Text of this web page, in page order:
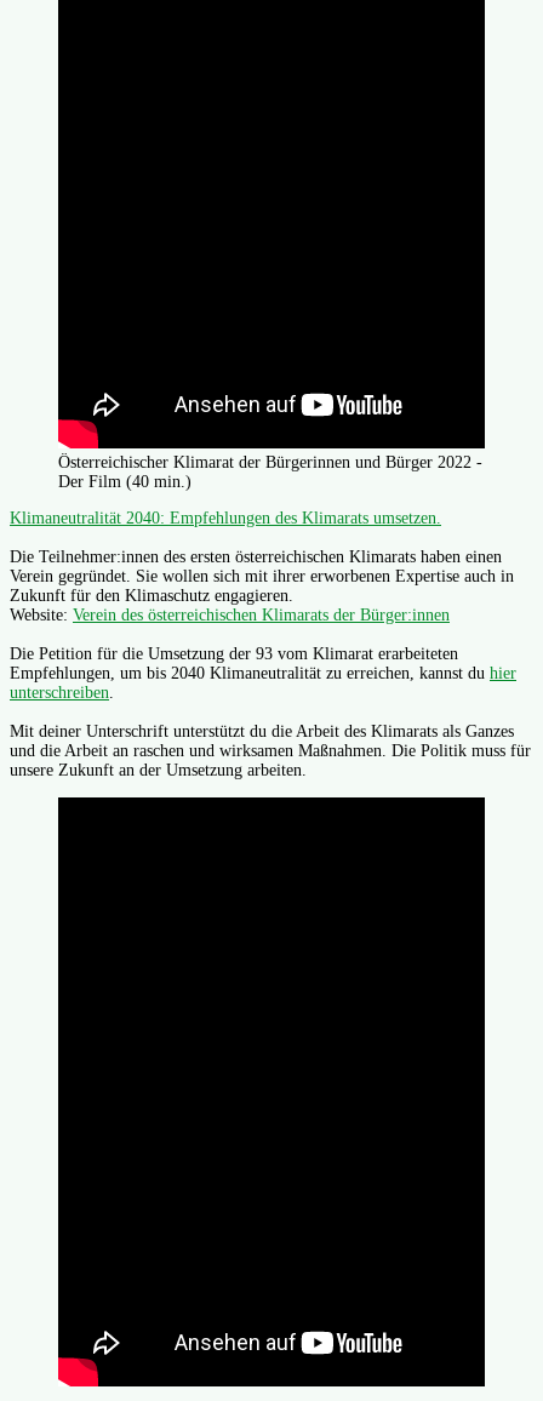
Österreichischer Klimarat der Bürgerinnen und Bürger 2022 -
Der Film (40 min.)
Klimaneutralität 2040: Empfehlungen des Klimarats umsetzen.
Die Teilnehmer:innen des ersten österreichischen Klimarats haben einen
Verein gegründet. Sie wollen sich mit ihrer erworbenen Expertise auch in
Zukunft für den Klimaschutz engagieren.
Website: Verein des österreichischen Klimarats der Bürger:innen
Die Petition für die Umsetzung der 93 vom Klimarat erarbeiteten
Empfehlungen, um bis 2040 Klimaneutralität zu erreichen, kannst du hier
unterschreiben
Mit deiner Unterschrift unterstützt du die Arbeit des Klimarats als Ganzes
und die Arbeit an raschen und wirksamen Maßnahmen. Die Politik muss für
unsere Zukunft an der Umsetzung arbeiten.